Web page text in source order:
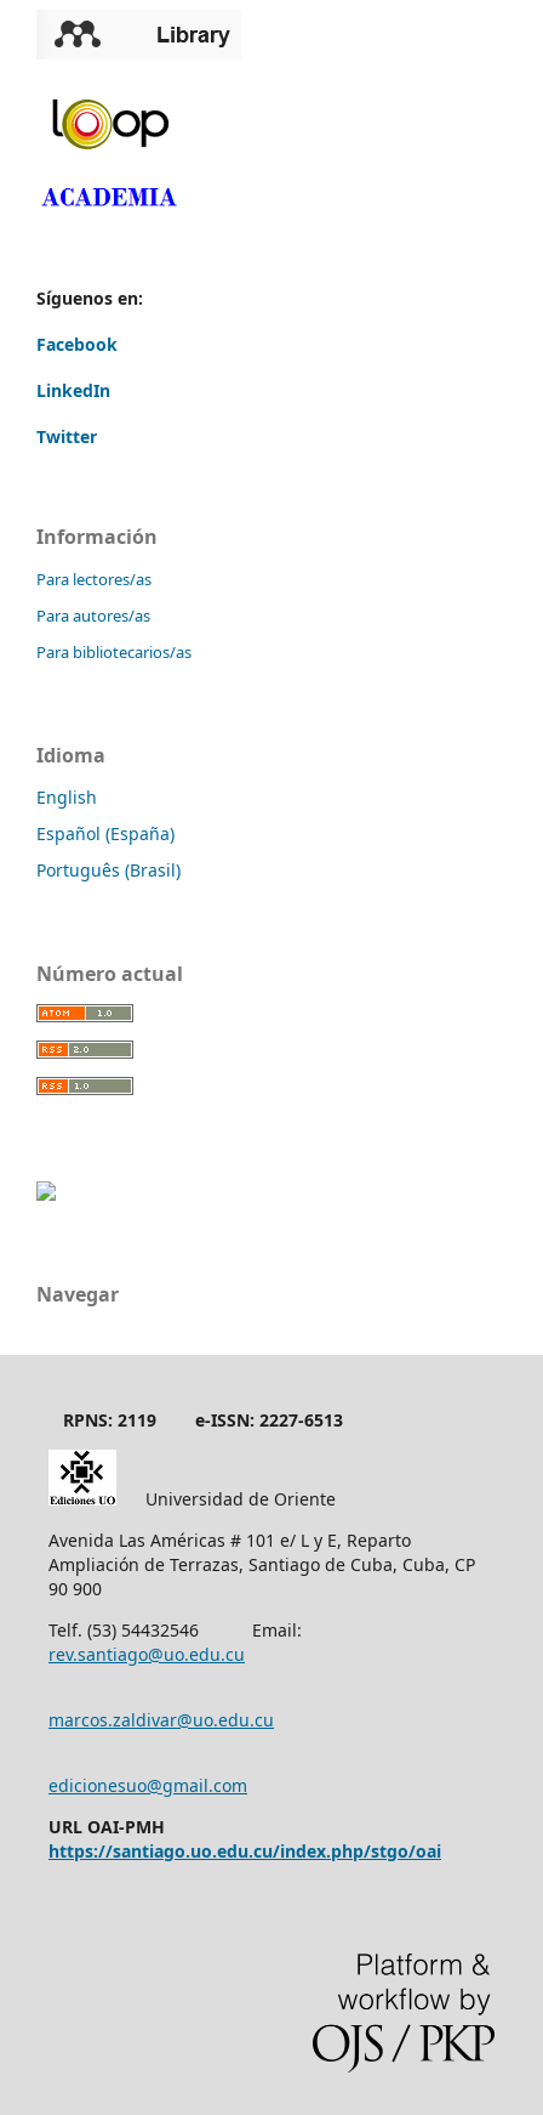
Síguenos en:
Facebook
LinkedIn
Twitter
Información
Para lectores/as
Para autores/as
Para bibliotecarios/as
Idioma
English
Español (España)
Português (Brasil)
Número actual
Navegar
RPNS: 2119 e-ISSN: 2227-6513
Universidad de Oriente
Avenida Las Américas # 101 e/ L y E, Reparto
Ampliación de Terrazas, Santiago de Cuba, Cuba, CP
90 900
Telf. (53) 54432546 Email:
rev.santiago@uo.edu.cu
marcos.zaldivar@uo.edu.cu
edicionesuo@gmail.com
URL OAI-PMH
https://santiago.uo.edu.cu/index.php/stgo/oai